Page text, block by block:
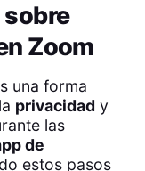
Zoom
una forma
privacidad y
las
de
estos pasos